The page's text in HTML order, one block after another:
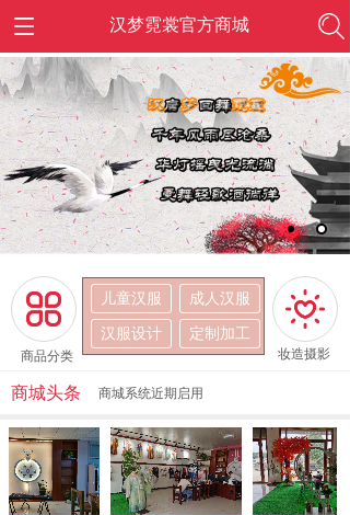
儿童汉服
成人汉服
汉服设计
定制加工
商品分类 妆造摄影
按钮文本 按钮文本
商城系统近期启用
商城头条
汉梦霓裳官方商城